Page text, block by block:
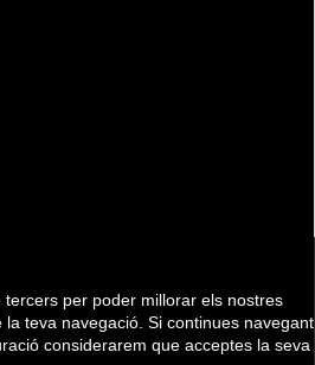
per poder millorar els nostres
teva navegació. Si continues navegant
considerarem que acceptes la seva